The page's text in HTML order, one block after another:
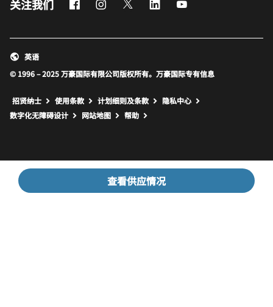
查看供应情况
关注我们 FacebookInstagram
Twitter LinkedIn
© 1996 – 2025 万豪国际有限公司版权所有。万豪国际专有信息
英语
招贤纳士 使用条款 计划细则及条款
隐私中心
数字化无障碍设计
网站地图 打开新窗口
帮助